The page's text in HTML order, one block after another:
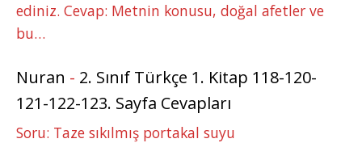
ediniz. Cevap: Metnin konusu, doğal afetler ve
bu…
Nuran - 2. Sınıf Türkçe 1. Kitap 118-120-
121-122-123. Sayfa Cevapları
Soru: Taze sıkılmış portakal suyu